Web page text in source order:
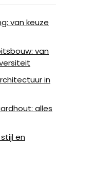
van keuze
van
in
alles
en